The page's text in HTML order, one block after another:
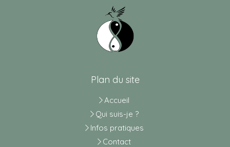
Plan du site
Accueil
Qui suis-je ?
Infos pratiques
Contact